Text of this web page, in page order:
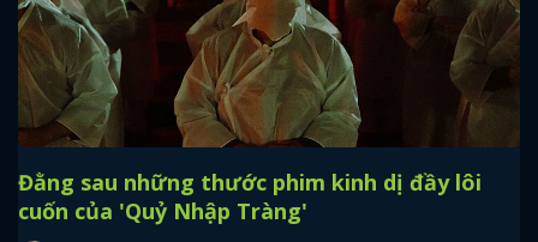
Đằng sau những thước phim kinh dị đầy lôi
cuốn của 'Quỷ Nhập Tràng'